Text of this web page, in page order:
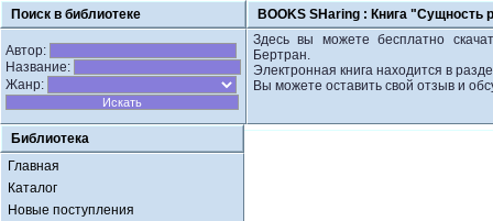
Поиск в библиотеке BOOKS SHaring : Книга "Сущность
Автор:
Название:
Жанр:
Здесь вы можете бесплатно
Бертран.
Электронная книга находится в
Вы можете оставить свой отзыв и
Библиотека
Главная
Каталог
Новые поступления